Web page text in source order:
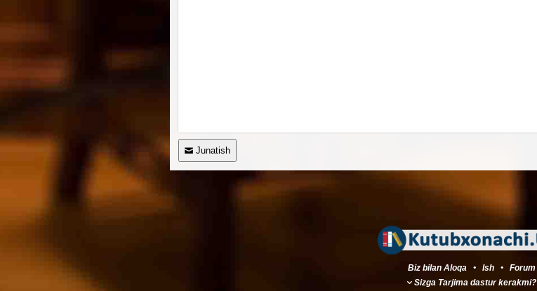
Junatish
Biz bilan Aloqa • Ish • Forum
Sizga Tarjima dastur kerakmi?